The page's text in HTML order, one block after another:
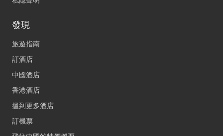
發現
旅遊指南
訂酒店
中國酒店
香港酒店
搵到更多酒店
訂機票